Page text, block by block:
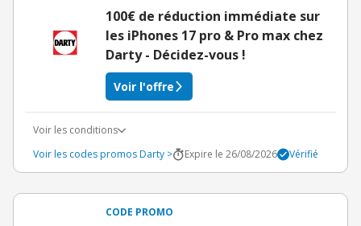
100€ de réduction immédiate sur
les iPhones 17 pro & Pro max chez
Darty - Décidez-vous !
Voir l'offre
Voir les conditions
Voir les codes promos Darty >
Expire le 26/08/2026 Vérifié
CODE PROMO